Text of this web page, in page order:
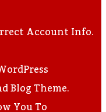
Account Info.
Blog Theme.
You To